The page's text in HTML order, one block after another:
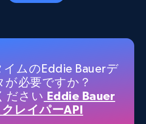
Description, Currency, Initial
イムのEddie Bauerデ
が必要ですか？
ださい Eddie Bauer
レイパーAPI